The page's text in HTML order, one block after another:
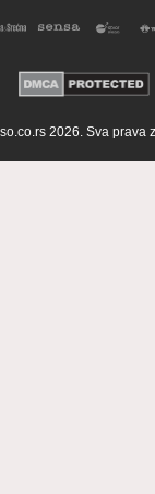
2026. Sva prava